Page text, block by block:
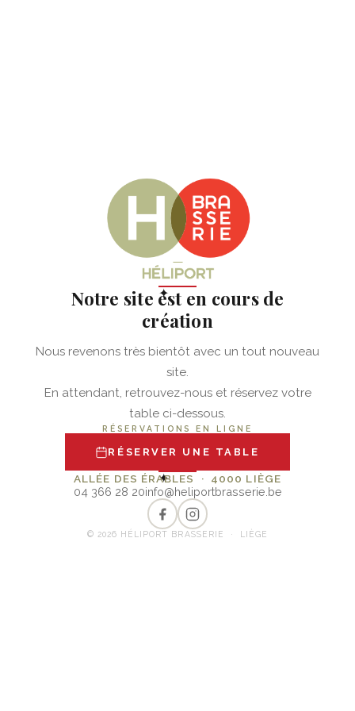
✦
Notre site est en cours de
création
Nous revenons très bientôt avec un tout nouveau
site.
En attendant, retrouvez-nous et réservez votre
table ci-dessous.
RÉSERVATIONS EN LIGNE
RÉSERVER UNE TABLE
✦
ALLÉE DES ÉRABLES · 4000 LIÈGE
04 366 28 20info@heliportbrasserie.be
© 2026 HÉLIPORT BRASSERIE · LIÈGE